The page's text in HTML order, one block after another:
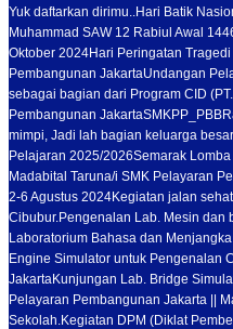
Yuk daftarkan dirimu..Hari Batik
Muhammad SAW 12 Rabiul Awal
Oktober 2024Hari Peringatan
Pembangunan JakartaUndangan
sebagai bagian dari Program CID
Pembangunan JakartaSMKPP_PBB
mimpi, Jadi lah bagian keluarga
Pelajaran 2025/2026Semarak
Madabital Taruna/i SMK Pelayaran
2-6 Agustus 2024Kegiatan jalan
Cibubur.Pengenalan Lab. Mesin dan
Laboratorium Bahasa dan
Engine Simulator untuk Pengenalan
JakartaKunjungan Lab. Bridge
Pelayaran Pembangunan Jakarta ||
Sekolah.Kegiatan DPM (Diklat